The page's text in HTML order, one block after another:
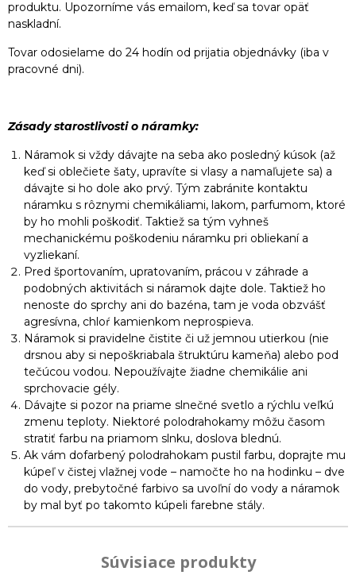
produktu. Upozorníme vás emailom, keď sa tovar opäť
naskladní.
Tovar odosielame do 24 hodín od prijatia objednávky (iba v
pracovné dni).
Zásady starostlivosti o náramky:
Náramok si vždy dávajte na seba ako posledný kúsok (až
keď si oblečiete šaty, upravíte si vlasy a namaľujete sa) a
dávajte si ho dole ako prvý. Tým zabránite kontaktu
náramku s rôznymi chemikáliami, lakom, parfumom, ktoré
by ho mohli poškodiť. Taktiež sa tým vyhneš
mechanickému poškodeniu náramku pri obliekaní a
vyzliekaní.
Pred športovaním, upratovaním, prácou v záhrade a
podobných aktivitách si náramok dajte dole. Taktiež ho
nenoste do sprchy ani do bazéna, tam je voda obzvášť
agresívna, chloŕ kamienkom neprospieva.
Náramok si pravidelne čistite či už jemnou utierkou (nie
drsnou aby si nepoškriabala štruktúru kameňa) alebo pod
tečúcou vodou. Nepoužívajte žiadne chemikálie ani
sprchovacie gély.
Dávajte si pozor na priame slnečné svetlo a rýchlu veľkú
zmenu teploty. Niektoré polodrahokamy môžu časom
stratiť farbu na priamom slnku, doslova blednú.
Ak vám dofarbený polodrahokam pustil farbu, doprajte mu
kúpeľ v čistej vlažnej vode – namočte ho na hodinku – dve
do vody, prebytočné farbivo sa uvoľní do vody a náramok
by mal byť po takomto kúpeli farebne stály.
Súvisiace produkty